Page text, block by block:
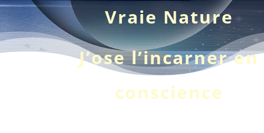
Vraie Nature
J’ose l’incarner en
conscience